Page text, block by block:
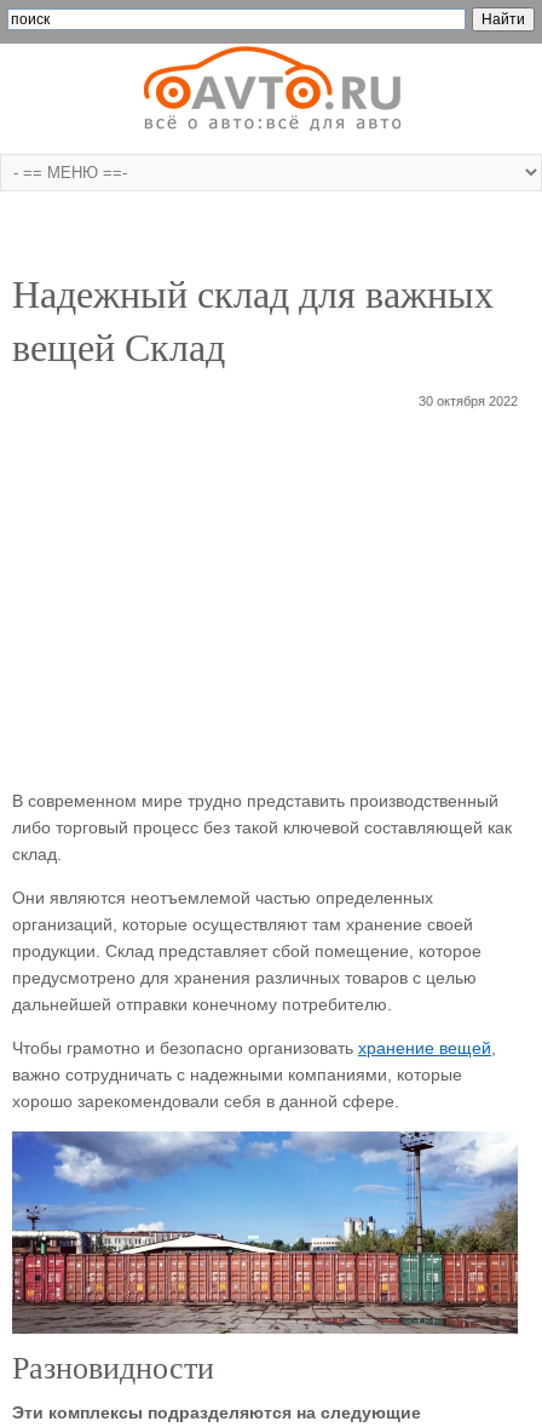
Надежный склад для важных
вещей Склад
30 октября 2022
В современном мире трудно представить производственный
либо торговый процесс без такой ключевой составляющей как
склад.
Они являются неотъемлемой частью определенных
организаций, которые осуществляют там хранение своей
продукции. Склад представляет сбой помещение, которое
предусмотрено для хранения различных товаров с целью
дальнейшей отправки конечному потребителю.
Чтобы грамотно и безопасно организовать хранение вещей
важно сотрудничать с надежными компаниями, которые
хорошо зарекомендовали себя в данной сфере.
Разновидности
Эти комплексы подразделяются на следующие